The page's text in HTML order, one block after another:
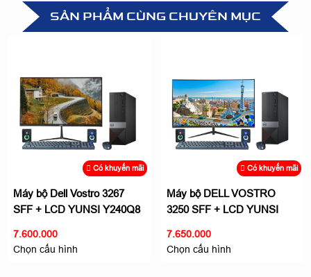
SẢN PHẨM CÙNG CHUYÊN MỤC
Có khuyến mãi
Máy bộ Dell Vostro 3267
SFF + LCD YUNSI Y240Q8
hạn
7.600.000
Chọn cấu hình
Có khuyến mãi
Máy bộ DELL VOSTRO
3250 SFF + LCD YUNSI
trí
7.650.000
Chọn cấu hình